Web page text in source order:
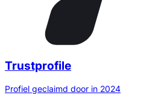
Trustprofile
Profiel geclaimd door in 2024